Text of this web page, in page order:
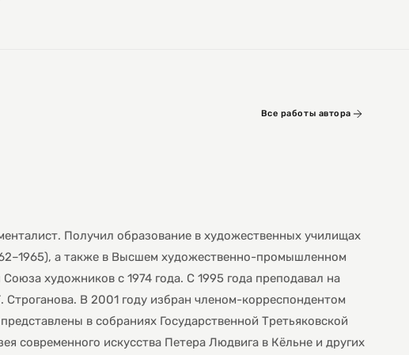
Все работы автора
Получил образование в художественных училищах
а также в Высшем художественно-промышленном
художников с 1974 года. С 1995 года преподавал на
В 2001 году избран членом-корреспондентом
в собраниях Государственной Третьяковской
современного искусства Петера Людвига в Кёльне и других